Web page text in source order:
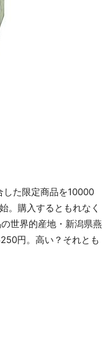
した限定商品を10000
。購入するともれなく
世界的産地・新潟県燕
円。高い？それとも